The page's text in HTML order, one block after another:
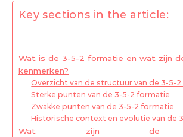
Key sections in the article:
Wat is de 3-5-2 formatie en wat zijn
kenmerken?
Overzicht van de structuur van de 3-5-
Sterke punten van de 3-5-2 formatie
Zwakke punten van de 3-5-2 formatie
Historische context en evolutie van de
Wat zijn de